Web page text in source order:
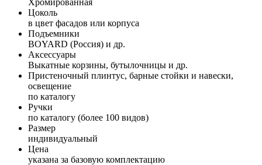
Цоколь
в цвет фасадов или корпуса
Подъемники
BOYARD (Россия) и др.
Аксессуары
Выкатные корзины, бутылочницы и др.
Пристеночный плинтус, барные стойки и навески,
освещение
по каталогу
Ручки
по каталогу (более 100 видов)
Размер
индивидуальный
Цена
указана за базовую комплектацию